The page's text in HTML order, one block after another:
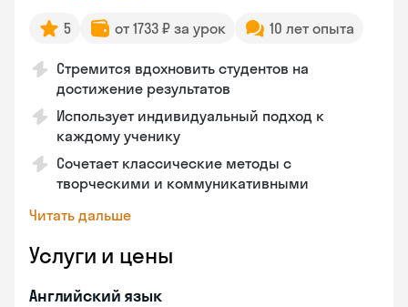
5 от 1733 ₽ за урок 10 лет опыта
Стремится вдохновить студентов на
достижение результатов
Использует индивидуальный подход к
каждому ученику
Сочетает классические методы с
творческими и коммуникативными
Читать дальше
Услуги и цены
Английский язык